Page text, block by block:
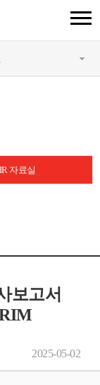
IR 자료실
보고서
2025-05-02